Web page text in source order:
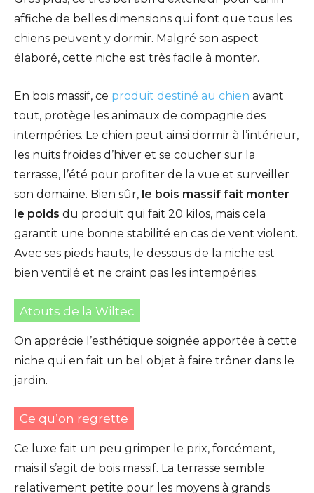
affiche de belles dimensions qui font que tous les
chiens peuvent y dormir. Malgré son aspect
élaboré, cette niche est très facile à monter.
En bois massif, ce produit destiné au chien avant
tout, protège les animaux de compagnie des
intempéries. Le chien peut ainsi dormir à l’intérieur,
les nuits froides d’hiver et se coucher sur la
terrasse, l’été pour profiter de la vue et surveiller
son domaine. Bien sûr, le bois massif fait monter
le poids du produit qui fait 20 kilos, mais cela
garantit une bonne stabilité en cas de vent violent.
Avec ses pieds hauts, le dessous de la niche est
bien ventilé et ne craint pas les intempéries.
Atouts de la Wiltec
On apprécie l’esthétique soignée apportée à cette
niche qui en fait un bel objet à faire trôner dans le
jardin.
Ce qu’on regrette
Ce luxe fait un peu grimper le prix, forcément,
mais il s’agit de bois massif. La terrasse semble
relativement petite pour les moyens à grands